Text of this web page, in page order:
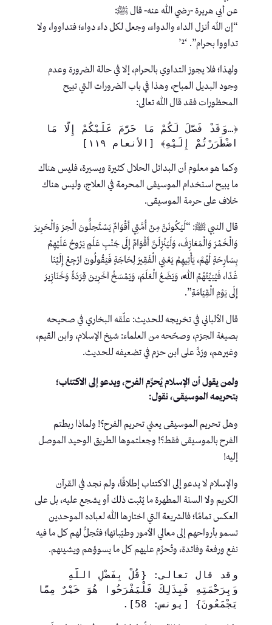
عن أبي هريرة -رضي الله عنه- قال ﷺ:
“إن الله أنزل الداء والدواء، وجعل لكل داء دواء؛ فتداووا، ولا
تداووا بحرام”. ‘²’
ولهذا؛ فلا يجوز التداوي بالحرام، إلا في حالة الضرورة وعدم
وجود البديل المباح، وهذا في باب الضرورات التي تبيح
المحظورات فقد قال الله تعالى:
اضْطَرَرْتُمْ إِلَيْهِ﴾ [الأنعام ١١٩]
وكما هو معلوم أن البدائل الحلال كثيرة ويسيرة، فليس هناك
ما يبيح استخدام الموسيقى المحرمة في العلاج، وليس هناك
خلاف على حرمة الموسيقى.
قال النبي ﷺ: “لَيَكُونَنَّ مِنْ أُمَّتِي أَقْوَامٌ يَسْتَحِلُّونَ الْحِرَ وَالْحَرِيرَ
وَالْخَمْرَ وَالْمَعَازِفَ، وَلَيَنْزِلَنَّ أَقْوَامٌ إِلَى جَنْبِ عَلَمٍ يَرُوحُ عَلَيْهِمْ
بِسَارِحَةٍ لَهُمْ، يَأْتِيهِمْ يَعْنِي الْفَقِيرَ لِحَاجَةٍ فَيَقُولُونَ ارْجِعْ إِلَيْنَا
غَدًا، فَيُبَيِّتُهُمْ اللَّهُ، وَيَضَعُ الْعَلَمَ، وَيَمْسَخُ آخَرِينَ قِرَدَةً وَخَنَازِيرَ
إِلَى يَوْمِ الْقِيَامَةِ”.
قال الألباني في تخريجه للحديث: علّقه البخاري في صحيحه
بصيغة الجزم، وصحّحه من العلماء: شيخ الإسلام، وابن القيم،
وغيرهم، ورَدَّ على ابن حزم في تضعيفه للحديث.
ولمن يقول أن الإسلام يُحرِّم الفرح، ويدعو إلى الاكتئاب؛
بتحريمه الموسيقى، نقول:
وهل تحريم الموسيقى يعني تحريم الفرح؟! ولماذا ربطتم
الفرح بالموسيقى فقط؟! وجعلتموها الطريق الوحيد الموصل
إليه!
والإسلام لا يدعو إلى الاكتئاب إطلاقًا، ولم نجد في القرآن
الكريم ولا السنة المطهرة ما يُثبت ذلك أو يشجع عليه، بل على
العكس تمامًا؛ فالشريعة التي اختارها الله لعباده الموحدين
تسمو بأرواحهم إلى معالي الأمور وطيّباتها؛ فتُحِلُّ لهم كل ما فيه
نفع ورفعة وفائدة، وتُحرِّم عليهم كل ما يسوؤهم ويشينهم.
يَجْمَعُونَ} [يونس: 58].